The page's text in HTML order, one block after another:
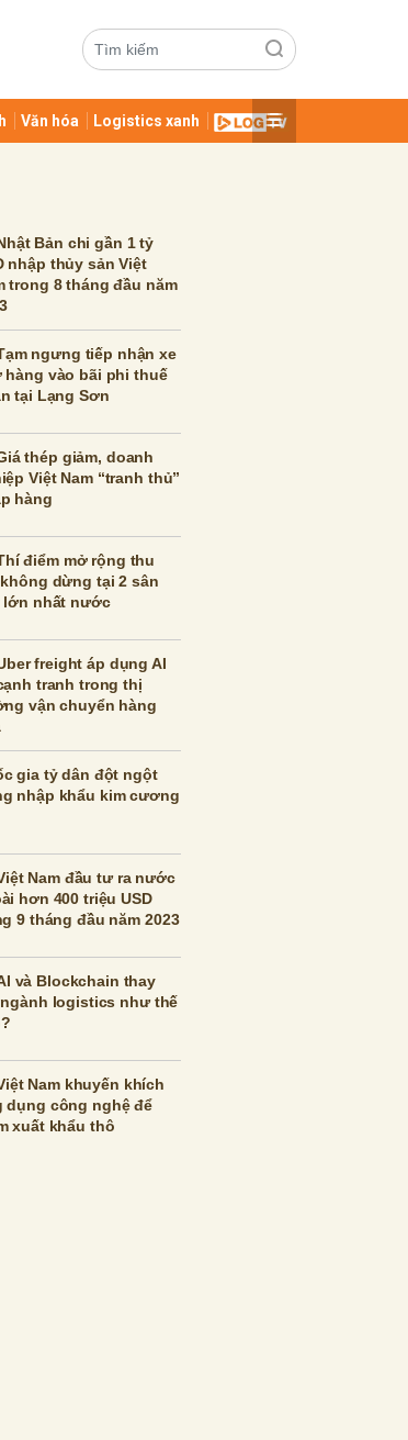
Văn hóa Logistics xanh
Bản chi gần 1 tỷ
nhập thủy sản Việt
trong 8 tháng đầu năm
ngưng tiếp nhận xe
hàng vào bãi phi thuế
tại Lạng Sơn
thép giảm, doanh
Việt Nam “tranh thủ”
hàng
điểm mở rộng thu
dừng tại 2 sân
lớn nhất nước
freight áp dụng AI
tranh trong thị
vận chuyển hàng
gia tỷ dân đột ngột
nhập khẩu kim cương
Nam đầu tư ra nước
hơn 400 triệu USD
9 tháng đầu năm 2023
và Blockchain thay
logistics như thế
Nam khuyến khích
dụng công nghệ để
xuất khẩu thô